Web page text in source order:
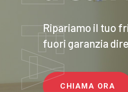
Ripariamo il tuo
fuori garanzia
CHIAMA ORA